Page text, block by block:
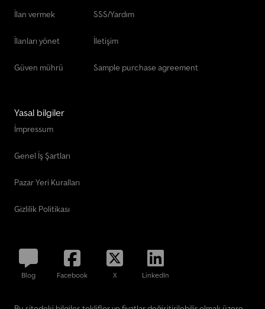
İlan vermek
İlanları yönet
Güven mührü
SSS/Yardım
İletişim
Sample purchase agreement
Yasal bilgiler
İmpressum
Genel İş Şartları
Pazar Yeri Kuralları
Gizlilik Politikası
Blog Facebook X LinkedIn